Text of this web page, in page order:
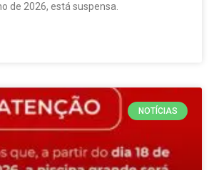
de 2026, está suspensa.
NOTÍCIAS